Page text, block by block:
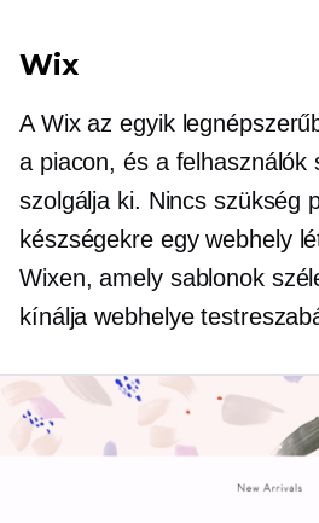
Wix
A Wix az egyik
a piacon, és a felhasználók
szolgálja ki. Nincs szükség
készségekre egy webhely
Wixen, amely sablonok
kínálja webhelye